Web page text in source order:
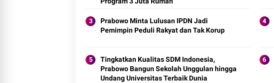
Prabowo Minta Lulusan IPDN Jadi
Pemimpin Peduli Rakyat dan Tak Korup
Tingkatkan Kualitas SDM Indonesia,
Prabowo Bangun Sekolah Unggulan hingga
Undang Universitas Terbaik Dunia